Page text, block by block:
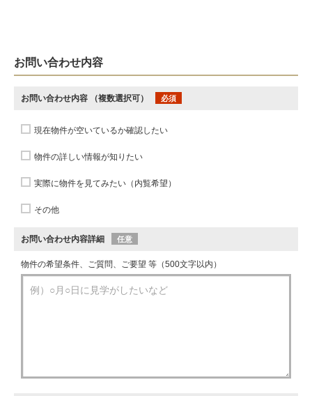
お問い合わせ内容
お問い合わせ内容 （複数選択可） 必須
現在物件が空いているか確認したい
物件の詳しい情報が知りたい
実際に物件を見てみたい（内覧希望）
その他
お問い合わせ内容詳細 任意
物件の希望条件、ご質問、ご要望 等（500文字以内）